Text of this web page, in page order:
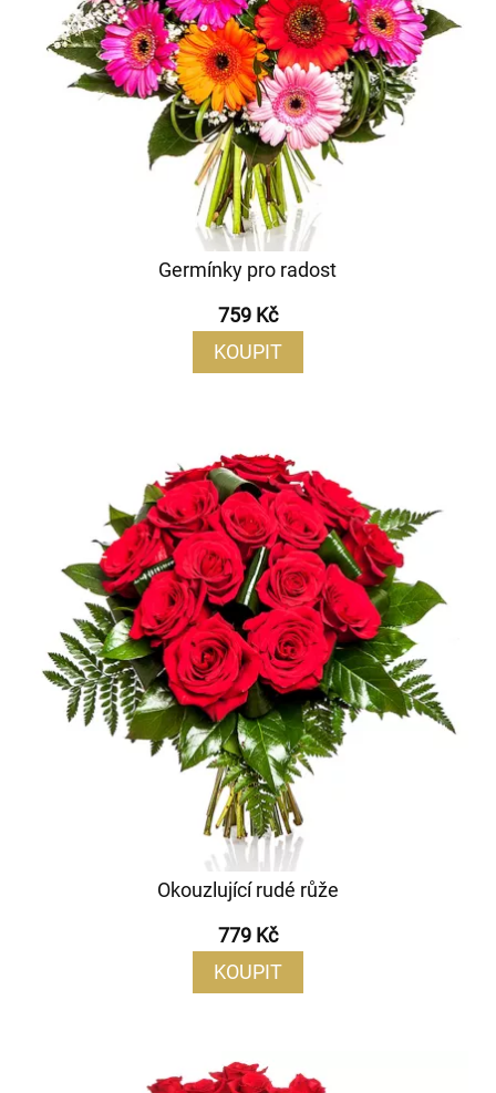
Germínky pro radost
759 Kč
KOUPIT
Okouzlující rudé růže
779 Kč
KOUPIT